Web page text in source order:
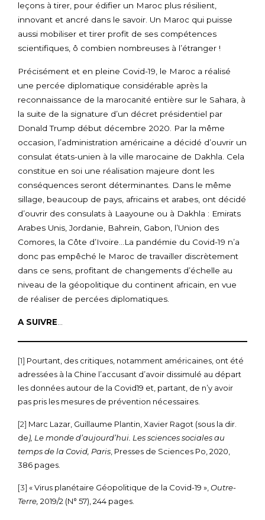
leçons à tirer, pour édifier un Maroc plus résilient,
innovant et ancré dans le savoir. Un Maroc qui puisse
aussi mobiliser et tirer profit de ses compétences
scientifiques, ô combien nombreuses à l’étranger !
Précisément et en pleine Covid-19, le Maroc a réalisé
une percée diplomatique considérable après la
reconnaissance de la marocanité entière sur le Sahara, à
la suite de la signature d’un décret présidentiel par
Donald Trump début décembre 2020. Par la même
occasion, l’administration américaine a décidé d’ouvrir un
consulat états-unien à la ville marocaine de Dakhla. Cela
constitue en soi une réalisation majeure dont les
conséquences seront déterminantes. Dans le même
sillage, beaucoup de pays, africains et arabes, ont décidé
d’ouvrir des consulats à Laayoune ou à Dakhla : Emirats
Arabes Unis, Jordanie, Bahreïn, Gabon, l’Union des
Comores, la Côte d’Ivoire…La pandémie du Covid-19 n’a
donc pas empêché le Maroc de travailler discrètement
dans ce sens, profitant de changements d’échelle au
niveau de la géopolitique du continent africain, en vue
de réaliser de percées diplomatiques.
A SUIVRE…
[1] Pourtant, des critiques, notamment américaines, ont été
adressées à la Chine l’accusant d’avoir dissimulé au départ
les données autour de la Covid19 et, partant, de n’y avoir
pas pris les mesures de prévention nécessaires.
[2] Marc Lazar, Guillaume Plantin, Xavier Ragot (sous la dir.
de), Le monde d’aujourd’hui. Les sciences sociales au
temps de la Covid, Paris, Presses de Sciences Po, 2020,
386 pages.
[3] « Virus planétaire Géopolitique de la Covid-19 »,Outre-
Terre, 2019/2 (N° 57), 244 pages.